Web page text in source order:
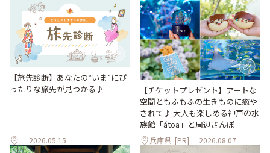
【旅先診断】あなたの“いま”にぴ
ったりな旅先が見つかる♪
2026.05.15
【チケットプレゼント】アートな
空間ともふもふの生きものに癒や
されて♪ 大人も楽しめる神戸の水
族館「átoa」と周辺さんぽ
兵庫県 [PR] 2026.08.07